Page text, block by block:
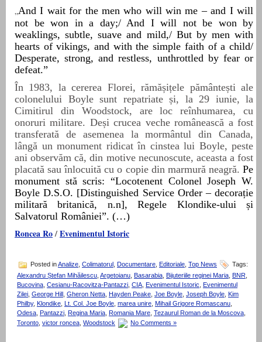
„And I wait for the men who will win me – and I will
not be won in a day;/ And I will not be won by
weaklings, subtle, suave and mild,/ But by men with
hearts of vikings, and with the simple faith of a child/
Desperate, strong, and restless, unthrottled by fear or
defeat.”
În 1983, la cererea Florei, rămășițele pământești ale
colonelului Boyle sunt repatriate și, la 29 iunie, la
Cimitirul din Woodstock, are loc reînhumarea, cu
onoruri militare. Deși crucea veche românească a fost
transferată de asemenea la mormântul din Canada,
lângă un monument ridicat în cinstea lui Boyle, peste
ani observăm că, din motive necunoscute, aceasta a fost
placată sau înlocuită cu o copie din marmură neagră. Pe
monument stă scris: “Locotenent Colonel Joseph W.
Boyle D.S.O. [Distinguished Service Order – decorație
militară britanică, n.n], Regele Klondike-uluiși
Salvatorul României”. (…)
Roncea Ro/Evenimentul Istoric
Posted inAnalize Colimatorul Documentare Editoriale Top News
Tags:
Alexandru Ștefan Mihăilescu, Argetoianu, Basarabia, Bijuteriile reginei Maria, BNR,
Bucovina, Cesianu-Racovitza-Pantazzi, CIA, Evenimentul Istoric, Evenimentul
Zilei, George Hill , Gheron Netta, Hayden Peake, Joe Boyle, Joseph Boyle, Kim
Philby, Klondike, Lt. Col. Joe Boyle, marea unire, Mihail Grigore Romascanu,
Odesa, Pantazzi, Regina Maria, Romania Mare, Tezaurul Roman de la Moscova,
Toronto victor roncea Woodstock No Comments »